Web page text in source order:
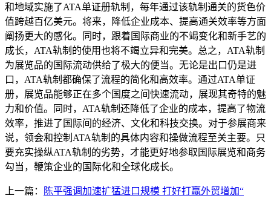
和地域实施了ATA单证册轨制，每年通过该轨制通关的货色价
值跨越百亿美元。将来，降低企业成本、提高通关效率等方面
阐扬更大的感化。同时，跟着国际商业的不竭变化和新手艺的
成长，ATA轨制的使用也将不竭立异和完美。总之，ATA轨制
为展览品的国际流动供给了极大的便当。无论是出口仍是进
口，ATA轨制都确保了流程的简化和高效率。通过ATA单证
册，展览品能够正在多个国度之间快速流动，展现其奇特的魅
力和价值。同时，ATA轨制还降低了企业的成本，提高了物流
效率，推进了国际间的经济、文化和科技交换。对于参展商来
说，领会和控制ATA轨制的具体内容和操做流程至关主要。只
要充实操纵ATA轨制的劣势，才能更好地参取国际展览和商务
勾当，鞭策企业的国际化和全球化成长。
上一篇： 陈平强调加速扩猛进口规模 打好打赢外贸增加“